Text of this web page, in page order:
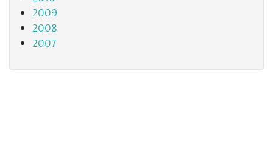
2009
2008
2007